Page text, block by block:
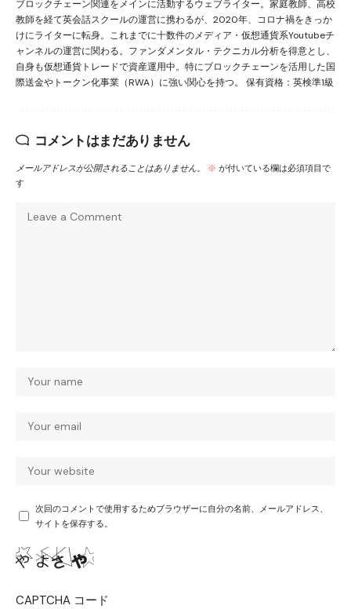
ブロックチェーン関連をメインに活動するウェブライター。家庭教師、高校
教師を経て英会話スクールの運営に携わるが、2020年、コロナ禍をきっか
けにライターに転身。これまでに十数件のメディア・仮想通貨系Youtubeチ
ャンネルの運営に関わる。ファンダメンタル・テクニカル分析を得意とし、
自身も仮想通貨トレードで資産運用中。特にブロックチェーンを活用した国
際送金やトークン化事業（RWA）に強い関心を持つ。 保有資格：英検準1級
コメントはまだありません
メールアドレスが公開されることはありません。 ※ が付いている欄は必須項目で
す
次回のコメントで使用するためブラウザーに自分の名前、メールアドレス、
サイトを保存する。
CAPTCHA コード